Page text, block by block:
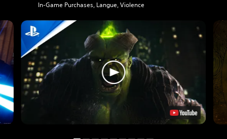
In-Game Purchases, Langue, Violence